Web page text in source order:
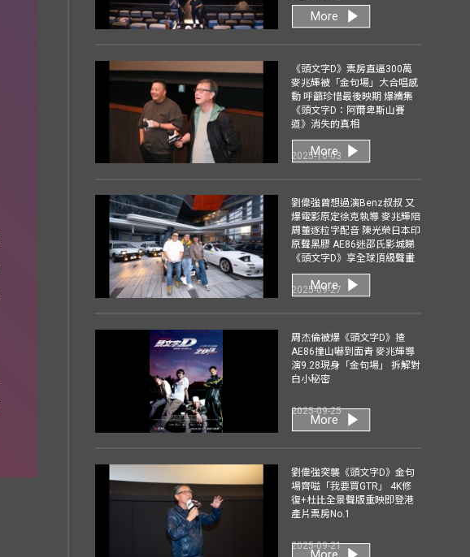
More
《頭文字D》票房直逼300萬
麥兆輝被「金句場」大合唱感
動 呼籲珍惜最後映期 爆續集
《頭文字D：阿爾卑斯山賽
道》消失的真相
2025-10-03
More
劉偉強曾想過演Benz叔叔 又
爆電影原定徐克執導 麥兆輝陪
周董逐粒字配音 陳光榮日本印
原聲黑膠 AE86迷邵氏影城睇
《頭文字D》享全球頂級聲畫
2025-09-27
More
周杰倫被爆《頭文字D》揸
AE86撞山嚇到面青 麥兆輝導
演9.28現身「金句場」 拆解對
白小秘密
2025-09-25
More
劉偉強突襲《頭文字D》金句
場齊嗌「我要買GTR」 4K修
復+杜比全景聲版重映即登港
產片票房No.1
2025-09-21